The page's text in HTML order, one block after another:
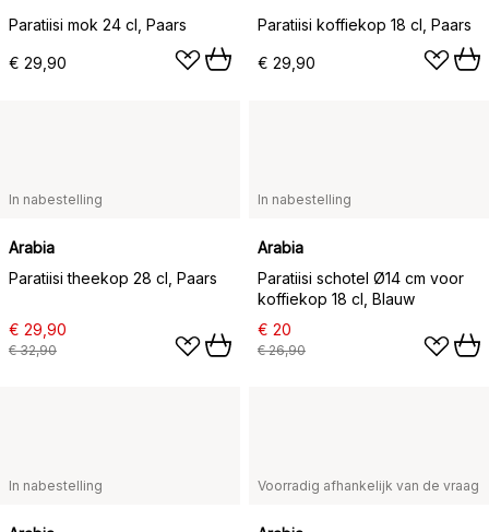
Paratiisi mok 24 cl, Paars
€ 29,90
Paratiisi koffiekop 18 cl, Paars
€ 29,90
In nabestelling
Arabia
Paratiisi theekop 28 cl, Paars
€ 29,90
€ 32,90
In nabestelling
Arabia
Paratiisi schotel Ø14 cm voor
koffiekop 18 cl, Blauw
€ 20
€ 26,90
In nabestelling Voorradig afhankelijk van de vraag